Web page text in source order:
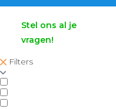
Stel ons al je
vragen!
Filters